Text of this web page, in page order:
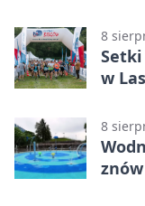
Liga
8
w
8